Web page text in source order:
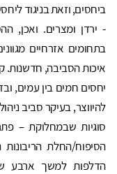
ביחסים, וזאת בניגוד
- ירדן ומצרים. ואכן,
בתחומים אזרחיים
איכות הסביבה, חדשנות.
יחסים חמים בין עמים,
להיווצר, בעיקר סביב
סוגיות שבמחלוקת –
הסיפוח/החלת
הדלפות למשך ארבע